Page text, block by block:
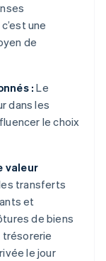
une
de
: Le
dans les
le choix
valeur
transferts
et
de biens
trésorerie
le jour